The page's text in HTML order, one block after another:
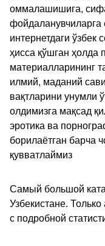
оммалашишига,
фойдаланувчиларга
интернетдаги ўзбек
ҳисса қўшган ҳолда
материалларининг
илмий, маданий
вақтларини унумли
олдимизга мақсад
эротика ва
борилаётган барча
қувватлаймиз
Самый большой
Узбекистане.
с подробной